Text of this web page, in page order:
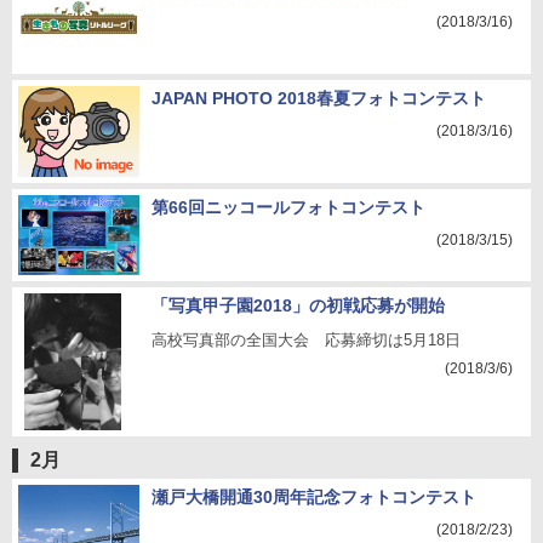
(2018/3/16)
JAPAN PHOTO 2018春夏フォトコンテスト
(2018/3/16)
第66回ニッコールフォトコンテスト
(2018/3/15)
「写真甲子園2018」の初戦応募が開始
高校写真部の全国大会 応募締切は5月18日
(2018/3/6)
2月
瀬戸大橋開通30周年記念フォトコンテスト
(2018/2/23)